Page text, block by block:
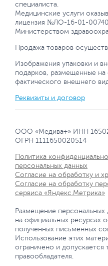
специалиста.
Медицинские услуги
лицензия №ЛО-16-01-
Министерством
Продажа товаров
Изображения упаковки и
подарков, размещенные на
фактического внешнего
Реквизиты и договор
ООО «Медива+» ИНН
ОГРН 1111650020514
Политика
персональных данных
Согласие на обработку и
Согласие на обработку
сервиса «Яндекс.Метрика»
Размещение
на официальных ресурсах
полученных письменных
Использование этих
ограничено и допускается
правообладателя.